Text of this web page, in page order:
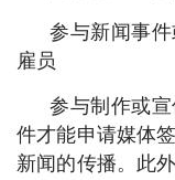
参与新闻事
雇员
参与制作或
件才能申请媒体
新闻的传播。此